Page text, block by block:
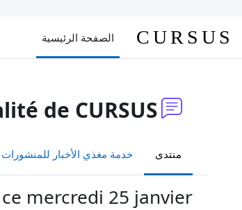
CURSUS الصفحة الرئيسية
de CURSUS
منتدى خدمة مغذي الأخبار للمنشورات
mercredi 25 janvier